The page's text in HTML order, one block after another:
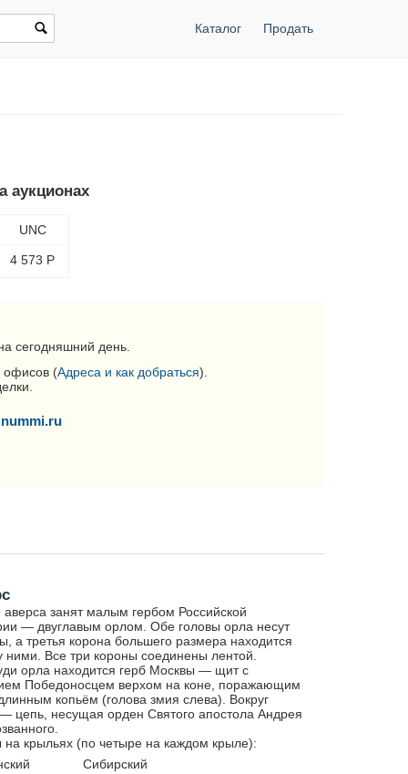
Каталог Продать
аукционах
UNC
4 573 Р
сегодняшний день.
офисов (Адреса и как добраться).
аверса занят малым гербом Российской
— двуглавым орлом. Обе головы орла несут
а третья корона большего размера находится
ними. Все три короны соединены лентой.
орла находится герб Москвы — щит с
Победоносцем верхом на коне, поражающим
копьём (голова змия слева). Вокруг
цепь, несущая орден Святого апостола Андрея
на крыльях (по четыре на каждом крыле):
Сибирский